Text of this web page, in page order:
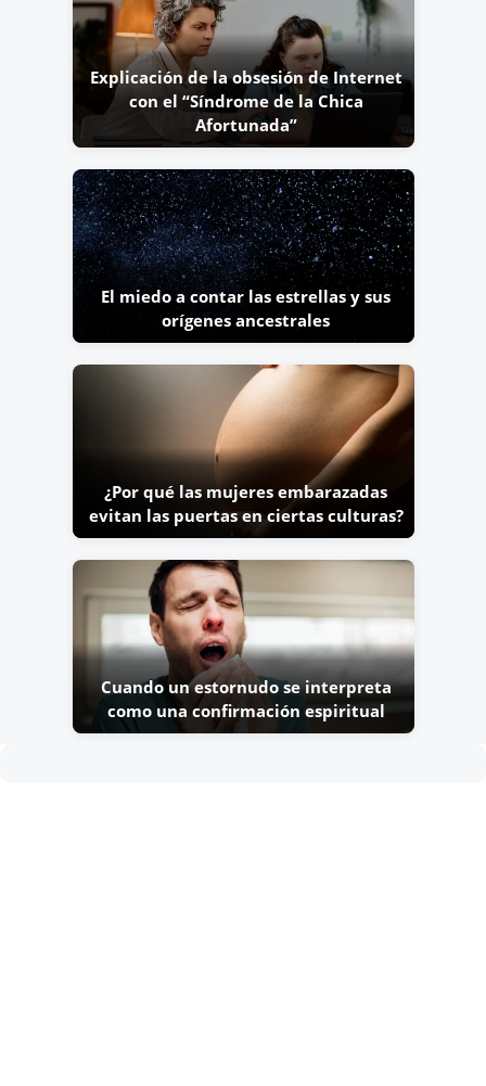
Explicación de la obsesión de Internet
con el “Síndrome de la Chica
Afortunada”
El miedo a contar las estrellas y sus
orígenes ancestrales
¿Por qué las mujeres embarazadas
evitan las puertas en ciertas culturas?
Cuando un estornudo se interpreta
como una confirmación espiritual